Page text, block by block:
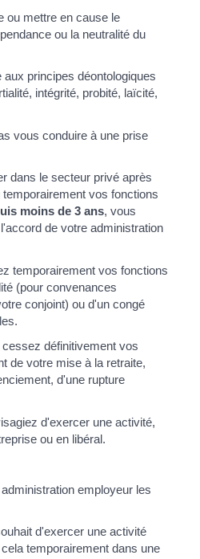
ou mettre en cause le
ou la neutralité du
principes déontologiques
intégrité, probité, laïcité,
vous conduire à une prise
dans le secteur privé après
vos fonctions
moins de 3 ans, vous
de votre administration
temporairement vos fonctions
(pour convenances
conjoint) ou d'un congé
définitivement vos
de votre mise à la retraite,
d'une rupture
d'exercer une activité,
ou en libéral.
employeur les
d'exercer une activité
temporairement dans une